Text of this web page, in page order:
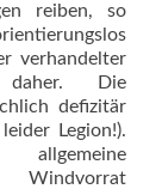
reiben, so
verhandelter
daher. Die
defizitär
Legion!).
allgemeine